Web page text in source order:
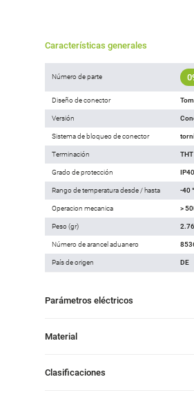
Características generales
Número de parte
Diseño de conector
Versión
Sistema de bloqueo de conector
Terminación THT
Grado de protección IP40
Rango de temperatura desde / hasta -40
Operacion mecanica >
Peso (gr) 2.76
Número de arancel aduanero
País de origen DE
Parámetros eléctricos
Material
Clasificaciones